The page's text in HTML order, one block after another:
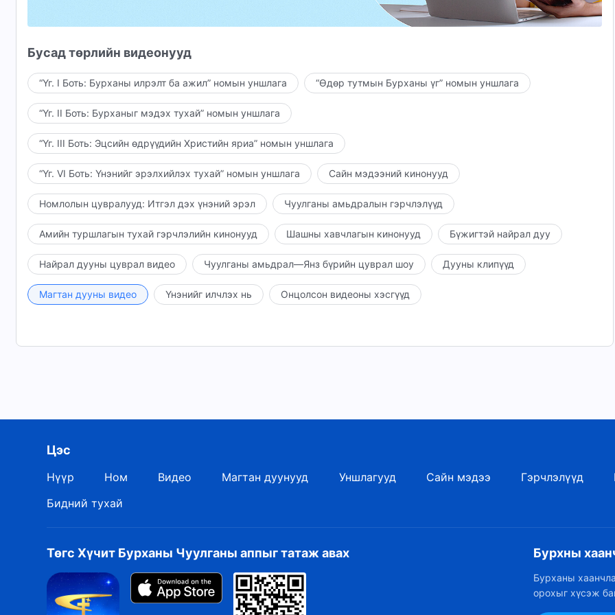
Бурханыг илчилсэн.
Тэр тодорхойгүй эрин үеийг бүрэн төгсгөдөг.
Бүх хүн төрөлхтөн
Бурханы царайг хайхыг хүссэн ч
чадаагүй эрин үеийг Тэр төгсгөдөг.
Бүх хүн төрөлхтөн бүгдээрээ
Сатанд үйлчилдэг эрин үеийг Тэр төгсгөж,
цоо шинэ эрин рүү тэднийг хөтөлдөг.
Энэ бүхэн нь Бурханы Сүнсний оронд,
Бусад төрлийн видеонууд
“Үг. I Боть: Бурханы илрэлт ба ажил” номын уншлага “Өдөр тутмын Бурханы үг” номын уншлага
“Үг. II Боть: Бурханыг мэдэх тухай” номын уншлага
“Үг. III Боть: Эцсийн өдрүүдийн Христийн яриа” номын уншлага
“Үг. VI Боть: Үнэнийг эрэлхийлэх тухай” номын уншлага Сайн мэдээний кинонууд
Номлолын цувралууд: Итгэл дэх үнэний эрэл Чуулганы амьдралын гэрчлэлүүд
Амийн туршлагын тухай гэрчлэлийн кинонууд Шашны хавчлагын кинонууд Бүжигтэй найрал дуу
Найрал дууны цуврал видео Чуулганы амьдрал—Янз бүрийн цуврал шоу Дууны клипүүд
Магтан дууны видео Үнэнийг илчлэх нь Онцолсон видеоны хэсгүүд
Цэс
Нүүр Ном Видео Магтан дуунууд Уншлагууд Сайн мэдээ Гэрчлэлүүд
Бидний тухай
Төгс Хүчит Бурханы Чуулганы аппыг татаж авах Бурхны
Бурханы
орохыг хүсэж